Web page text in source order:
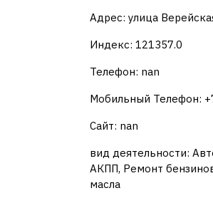
Адрес: улица
Индекс: 121357.0
Телефон: nan
Мобильный Телефон:
Сайт: nan
вид деятельности:
АКПП, Ремонт
масла